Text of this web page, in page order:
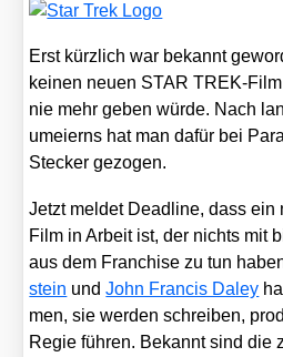
Erst kürz­lich war bekannt
kei­nen neu­en STAR TREK-
nie mehr geben wür­de. Nach
umei­erns hat man dafür bei
Ste­cker gezo­gen.
Jetzt mel­det Dead­line, dass ein
Film in Arbeit ist, der nichts mit
aus dem Fran­chise zu tun
stein undJohn Fran­cis Daley
men, sie wer­den schrei­ben,
Regie füh­ren. Bekannt sind die